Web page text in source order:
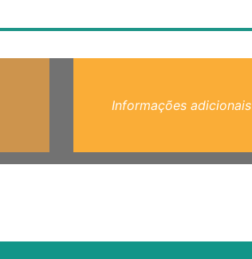
Informações adicionais